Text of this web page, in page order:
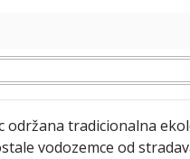
tradicionalna
vodozemce od